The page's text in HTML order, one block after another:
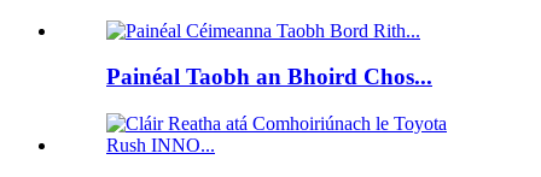
Painéal Taobh an Bhoird Chos...